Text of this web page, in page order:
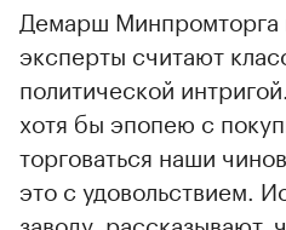
Демарш Минпромторга
эксперты считают
политической
хотя бы эпопею с
торговаться наши
это с удовольствием.
заводу, рассказывают,